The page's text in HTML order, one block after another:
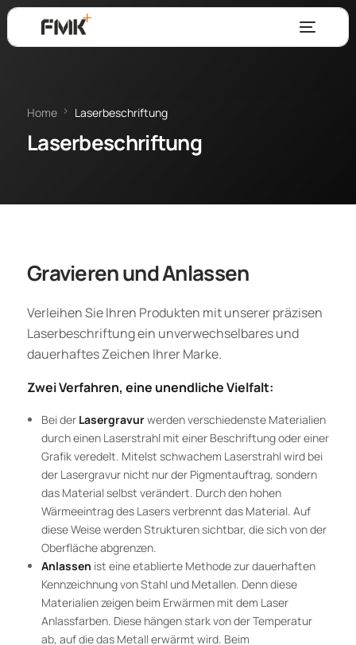
Home Laserbeschriftung
Laserbeschriftung
Gravieren und Anlassen
Verleihen Sie Ihren Produkten mit unserer präzisen
Laserbeschriftung ein unverwechselbares und
dauerhaftes Zeichen Ihrer Marke.
Zwei Verfahren, eine unendliche Vielfalt:
Bei der Lasergravurwerden verschiedenste Materialien
durch einen Laserstrahl mit einer Beschriftung oder einer
Grafik veredelt. Mitelst schwachem Laserstrahl wird bei
der Lasergravur nicht nur der Pigmentauftrag, sondern
das Material selbst verändert. Durch den hohen
Wärmeeintrag des Lasers verbrennt das Material. Auf
diese Weise werden Strukturen sichtbar, die sich von der
Oberfläche abgrenzen.
Anlassen ist eine etablierte Methode zur dauerhaften
Kennzeichnung von Stahl und Metallen. Denn diese
Materialien zeigen beim Erwärmen mit dem Laser
Anlassfarben. Diese hängen stark von der Temperatur
ab, auf die das Metall erwärmt wird. Beim